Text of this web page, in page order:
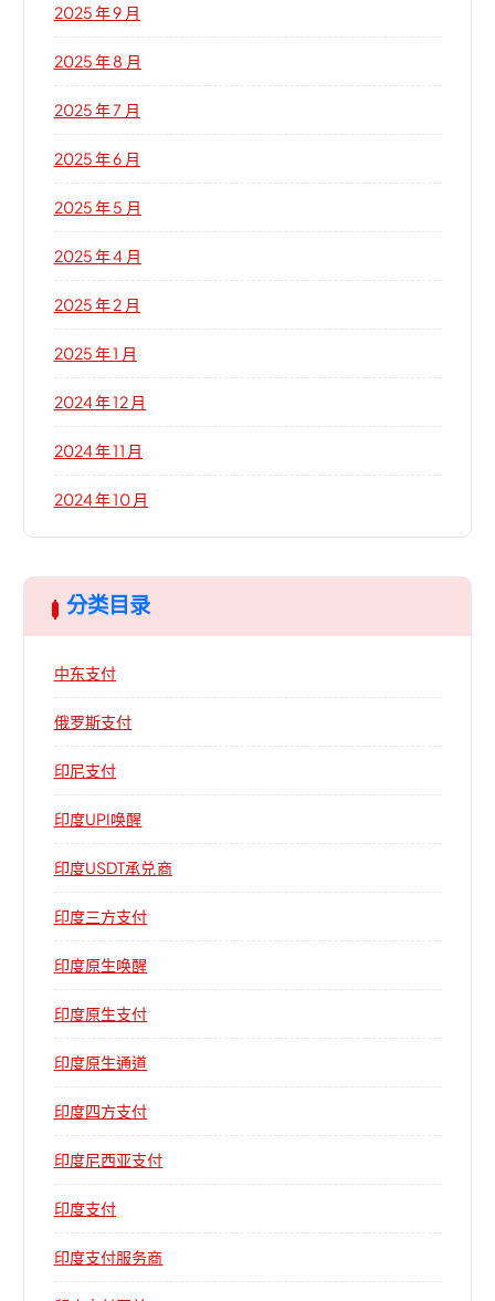
2025 年 9 月
2025 年 8 月
2025 年 7 月
2025 年 6 月
2025 年 5 月
2025 年 4 月
2025 年 2 月
2025 年 1 月
2024 年 12 月
2024 年 11 月
2024 年 10 月
分类目录
中东支付
俄罗斯支付
印尼支付
印度UPI唤醒
印度USDT承兑商
印度三方支付
印度原生唤醒
印度原生支付
印度原生通道
印度四方支付
印度尼西亚支付
印度支付
印度支付服务商